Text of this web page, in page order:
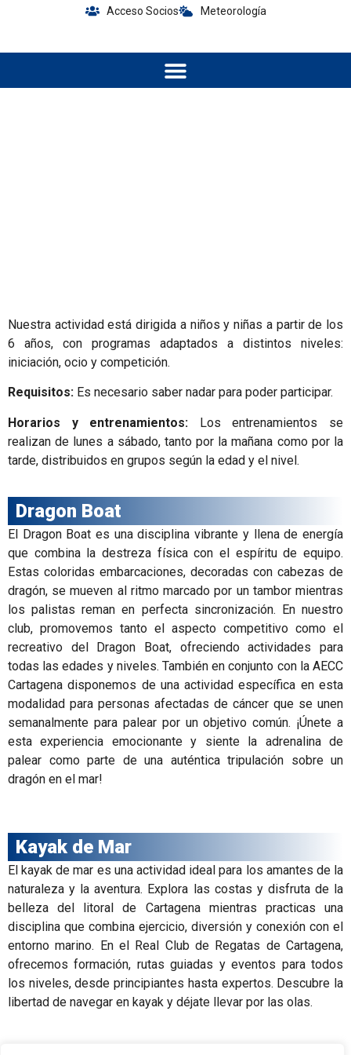
Acceso Socios Meteorología
Nuestra actividad está dirigida a niños y niñas a partir de los
6 años, con programas adaptados a distintos niveles:
iniciación, ocio y competición.
Requisitos: Es necesario saber nadar para poder participar.
Horarios y entrenamientos: Los entrenamientos se
realizan de lunes a sábado, tanto por la mañana como por la
tarde, distribuidos en grupos según la edad y el nivel.
Dragon Boat
El Dragon Boat es una disciplina vibrante y llena de energía
que combina la destreza física con el espíritu de equipo.
Estas coloridas embarcaciones, decoradas con cabezas de
dragón, se mueven al ritmo marcado por un tambor mientras
los palistas reman en perfecta sincronización. En nuestro
club, promovemos tanto el aspecto competitivo como el
recreativo del Dragon Boat, ofreciendo actividades para
todas las edades y niveles. También en conjunto con la AECC
Cartagena disponemos de una actividad específica en esta
modalidad para personas afectadas de cáncer que se unen
semanalmente para palear por un objetivo común. ¡Únete a
esta experiencia emocionante y siente la adrenalina de
palear como parte de una auténtica tripulación sobre un
dragón en el mar!
Kayak de Mar
El kayak de mar es una actividad ideal para los amantes de la
naturaleza y la aventura. Explora las costas y disfruta de la
belleza del litoral de Cartagena mientras practicas una
disciplina que combina ejercicio, diversión y conexión con el
entorno marino. En el Real Club de Regatas de Cartagena,
ofrecemos formación, rutas guiadas y eventos para todos
los niveles, desde principiantes hasta expertos. Descubre la
libertad de navegar en kayak y déjate llevar por las olas.